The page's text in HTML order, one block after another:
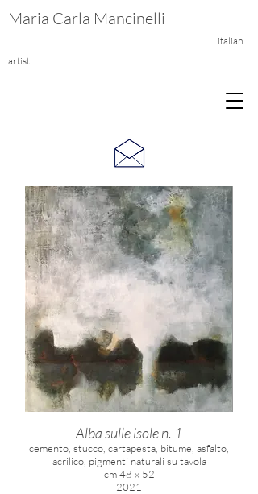
Maria Carla Mancinelli
italian
artist
Alba sulle isole n. 1
cemento, stucco, cartapesta, bitume, asfalto,
acrilico, pigmenti naturali su tavola
cm 48 x 52
2021